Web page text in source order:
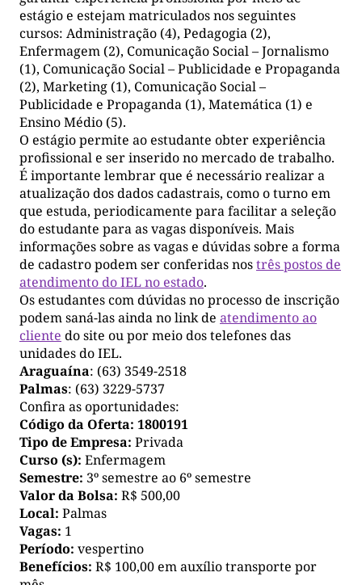
estágio e estejam matriculados nos seguintes
cursos: Administração (4), Pedagogia (2),
Enfermagem (2), Comunicação Social – Jornalismo
(1), Comunicação Social – Publicidade e Propaganda
(2), Marketing (1), Comunicação Social –
Publicidade e Propaganda (1), Matemática (1) e
Ensino Médio (5).
O estágio permite ao estudante obter experiência
profissional e ser inserido no mercado de trabalho.
É importante lembrar que é necessário realizar a
atualização dos dados cadastrais, como o turno em
que estuda, periodicamente para facilitar a seleção
do estudante para as vagas disponíveis. Mais
informações sobre as vagas e dúvidas sobre a forma
de cadastro podem ser conferidas nostrês postos de
atendimento do IEL no estado.
Os estudantes com dúvidas no processo de inscrição
podem saná-las ainda no link de atendimento ao
cliente do site ou por meio dos telefones das
unidades do IEL.
Araguaína: (63) 3549-2518
Palmas: (63) 3229-5737
Confira as oportunidades:
Código da Oferta: 1800191
Tipo de Empresa: Privada
Curso (s): Enfermagem
Semestre: 3º semestre ao 6º semestre
Valor da Bolsa: R$ 500,00
Local: Palmas
Vagas: 1
Período: vespertino
Benefícios: R$ 100,00 em auxílio transporte por